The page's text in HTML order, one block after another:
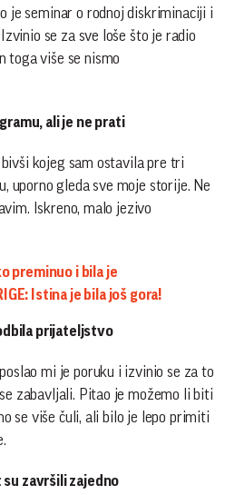
je seminar o rodnoj diskriminaciji i
se za sve loše što je radio
toga više se nismo
ali je ne prati
kojeg sam ostavila pre tri
uporno gleda sve moje storije. Ne
Iskreno, malo jezivo
preminuo i bila je
Istina je bila još gora!
prijateljstvo
mi je poruku i izvinio se za to
zabavljali. Pitao je možemo li biti
se više čuli, ali bilo je lepo primiti
završili zajedno